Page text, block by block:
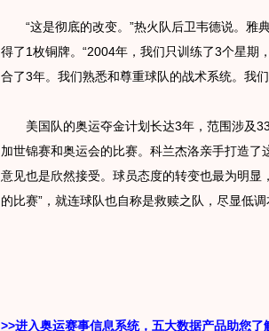
“这是彻底的改变。”热火队后卫韦德说。雅
得了1枚铜牌。“2004年，我们只训练了3个星期
合了3年。我们熟悉和尊重球队的战术系统。我
美国队的奥运夺金计划长达3年，范围涉及
加世锦赛和奥运会的比赛。科兰杰洛亲手打造了
意见也是欣然接受。球员态度的转变也最为明显
的比赛”，就连球队也自称是救赎之队，尽显低调
>>进入奥运赛事信息系统，五大数据产品助您了